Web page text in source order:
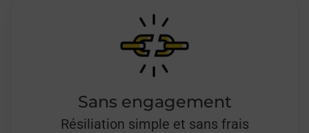
Sans engagement
Résiliation simple et sans frais